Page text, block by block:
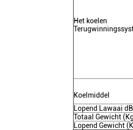
Het koelen
Koelmiddel
Lopend Lawaai
Totaal Gewicht
Lopend Gewicht